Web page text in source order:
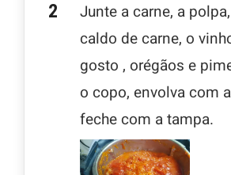
Junte a carne, a
caldo de carne, o
gosto , orégãos e
o copo, envolva com
feche com a tampa.